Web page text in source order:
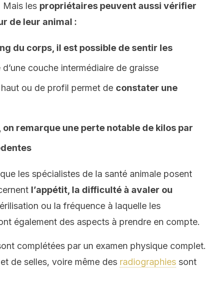
Mais les propriétaires peuvent aussi vérifier
de leur animal :
du corps, il est possible de sentir les
d’une couche intermédiaire de graisse
ou de profil permet de constater une
remarque une perte notable de kilos par
les spécialistes de la santé animale posent
l’appétit, la difficulté à avaler ou
ou la fréquence à laquelle les
également des aspects à prendre en compte.
complétées par un examen physique complet.
de selles, voire même des radiographies sont